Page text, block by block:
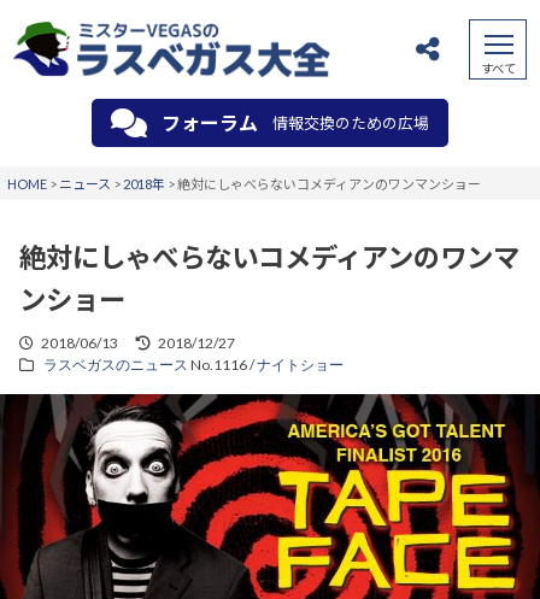
フォーラム 情報交換のための広場
HOME> ニュース > 2018年 >絶対にしゃべらないコメディアンのワンマンショー
絶対にしゃべらないコメディアンのワンマ
ンショー
2018/06/13
2018/12/27
ラスベガスのニュース No.1116 /ナイトショー